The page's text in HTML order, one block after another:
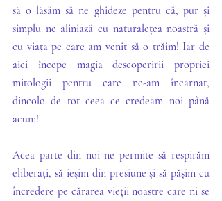
să o lăsăm să ne ghideze pentru că, pur și
simplu ne aliniază cu naturalețea noastră și
cu viața pe care am venit să o trăim! Iar de
aici începe magia descoperirii propriei
mitologii pentru care ne-am încarnat,
dincolo de tot ceea ce credeam noi până
acum!
Acea parte din noi ne permite să respirăm
eliberați, să ieșim din presiune și să pășim cu
încredere pe cărarea vieții noastre care ni se